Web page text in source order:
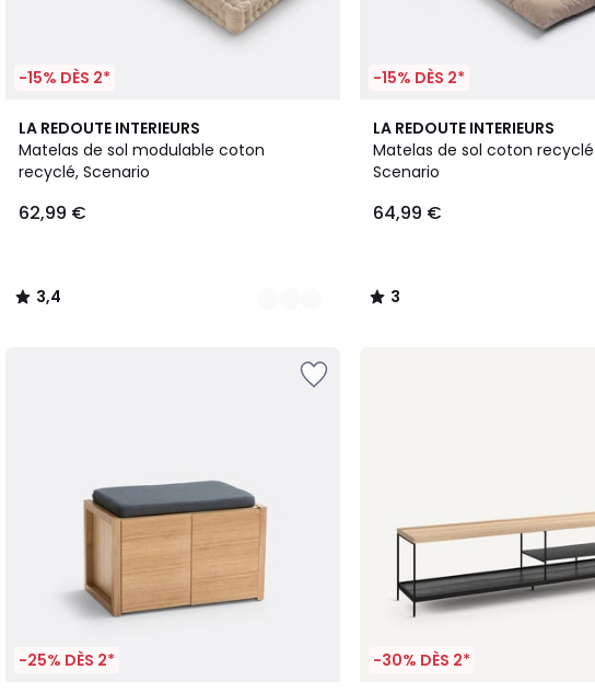
-15% DÈS 2*
LA REDOUTE INTERIEURS
Matelas de sol modulable coton
recyclé, Scenario
62,99 €
3,4
/ 5
10
Couleurs
3,4
/
-15% DÈS 2*
LA REDOUTE INTERIEURS
Matelas de sol coton
Scenario
64,99 €
3
/
5
10
Couleurs
3
/
-25% DÈS 2* -30% DÈS 2*